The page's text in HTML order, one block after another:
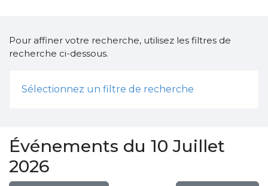
Pour affiner votre recherche, utilisez les filtres de
recherche ci-dessous.
Sélectionnez un filtre de recherche
Événements du 10 Juillet
2026